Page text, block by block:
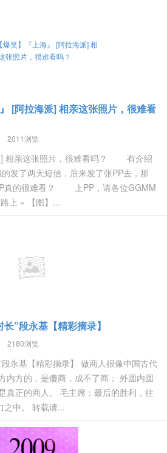
[阿拉海派] 相亲这张照片，很难看
2011浏览
] 相亲这张照片，很难看吗？ 有介绍
发了两天短信，后来发了张PP去，那
真的很难看？ 上PP，请各位GGMM
» 【图】...
”段永基【精彩摘录】
2180浏览
段永基【精彩摘录】 做商人很像中国古代
内方的，是傻商，成不了商； 外圆内圆
真正的商人。 毛主席：最后的胜利，往
之中。 转载请...